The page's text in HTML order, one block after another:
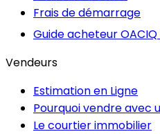
Frais de démarrage
Guide acheteur OACIQ
Vendeurs
Estimation en Ligne
Pourquoi vendre avec
Le courtier immobilier